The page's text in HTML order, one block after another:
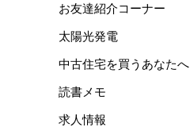
お友達紹介コーナー
太陽光発電
中古住宅を買うあなたへ
読書メモ
求人情報